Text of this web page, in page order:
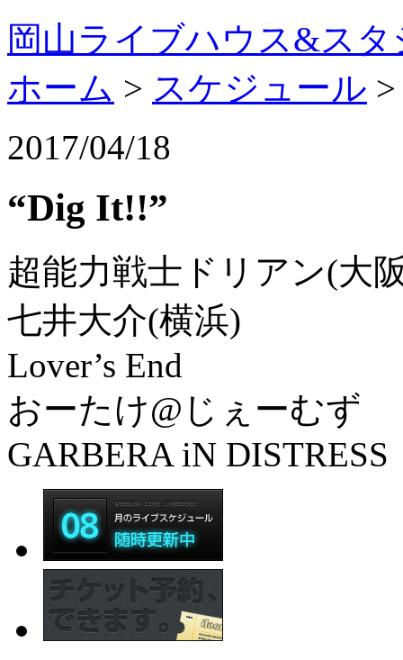
岡山ライブハウス&ス
ホーム > スケジュール
2017/04/18
“Dig It!!”
超能力戦士ドリアン(大
七井大介(横浜)
Lover’s End
おーたけ@じぇーむず
GARBERA iN DISTRESS